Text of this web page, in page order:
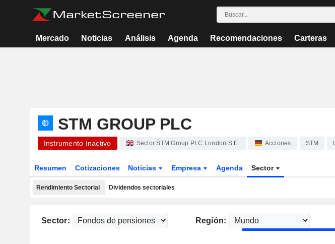
Mercado Noticias Análisis Agenda Recomendaciones Carteras
STM GROUP PLC
Instrumento Inactivo Sector STM Group PLC London S.E. Acciones STM
Resumen Cotizaciones Noticias Empresa Agenda Sector
Rendimiento Sectorial Dividendos sectoriales
Sector: Región: